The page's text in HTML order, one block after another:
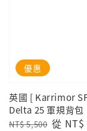
優惠
英國 [ Karrimor
Delta 25 軍規背包
Regular
NT$ 5,500 Sale
從 NT$